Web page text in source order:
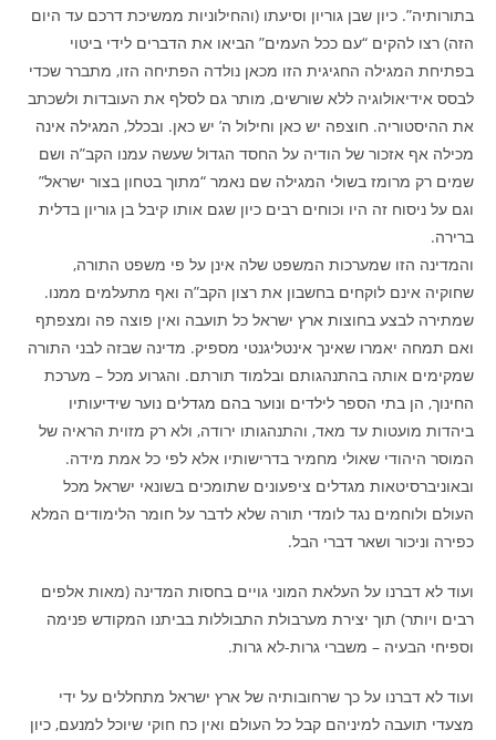
בתורותיה”. כיון שבן גוריון וסיעתו (והחילוניות ממשיכת דרכם עד היום
הזה) רצו להקים “עם ככל העמים” הביאו את הדברים לידי ביטוי
בפתיחת המגילה החגיגית הזו מכאן נולדה הפתיחה הזו, מתברר שכדי
לבסס אידיאולוגיה ללא שורשים, מותר גם לסלף את העובדות ולשכתב
את ההיסטוריה. חוצפה יש כאן וחילול ה’ יש כאן. ובכלל, המגילה אינה
מכילה אף אזכור של הודיה על החסד הגדול שעשה עמנו הקב”ה ושם
שמים רק מרומז בשולי המגילה שם נאמר “מתוך בטחון בצור ישראל”
וגם על ניסוח זה היו וכוחים רבים כיון שגם אותו קיבל בן גוריון בדלית
ברירה.
והמדינה הזו שמערכות המשפט שלה אינן על פי משפט התורה,
שחוקיה אינם לוקחים בחשבון את רצון הקב”ה ואף מתעלמים ממנו.
שמתירה לבצע בחוצות ארץ ישראל כל תועבה ואין פוצה פה ומצפתף
ואם תמחה יאמרו שאינך אינטליגנטי מספיק. מדינה שבזה לבני התורה
שמקימים אותה בהתנהגותם ובלמוד תורתם. והגרוע מכל – מערכת
החינוך, הן בתי הספר לילדים ונוער בהם מגדלים נוער שידיעותיו
ביהדות מועטות עד מאד, והתנהגותו ירודה, ולא רק מזוית הראיה של
המוסר היהודי שאולי מחמיר בדרישותיו אלא לפי כל אמת מידה.
ובאוניברסיטאות מגדלים ציפעונים שתומכים בשונאי ישראל מכל
העולם ולוחמים נגד לומדי תורה שלא לדבר על חומר הלימודים המלא
כפירה וניכור ושאר דברי הבל.
ועוד לא דברנו על העלאת המוני גויים בחסות המדינה (מאות אלפים
רבים ויותר) תוך יצירת מערבולת התבוללות בביתנו המקודש פנימה
וספיחי הבעיה – משברי גרות-לא גרות.
ועוד לא דברנו על כך שרחובותיה של ארץ ישראל מתחללים על ידי
מצעדי תועבה למיניהם קבל כל העולם ואין כח חוקי שיוכל למנעם, כיון